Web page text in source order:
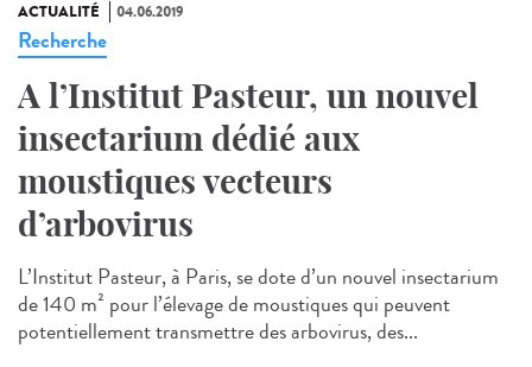
ACTUALITÉ 04.06.2019
Recherche
A l’Institut Pasteur, un nouvel
insectarium dédié aux
moustiques vecteurs
d’arbovirus
L’Institut Pasteur, à Paris, se dote d’un nouvel insectarium
de 140 m² pour l’élevage de moustiques qui peuvent
potentiellement transmettre des arbovirus, des...